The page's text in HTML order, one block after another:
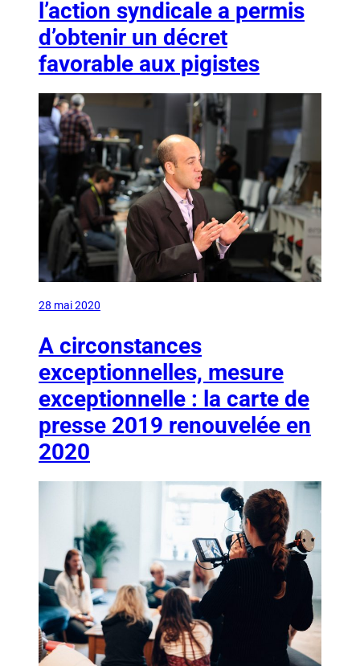
l’action syndicale a permis
d’obtenir un décret
favorable aux pigistes
28 mai 2020
A circonstances
exceptionnelles, mesure
exceptionnelle : la carte de
presse 2019 renouvelée en
2020